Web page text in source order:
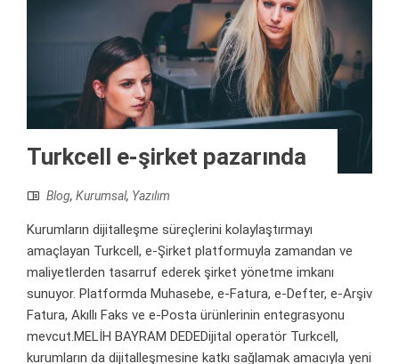
Turkcell e-şirket pazarında
Blog, Kurumsal, Yazılım
Kurumların dijitalleşme süreçlerini kolaylaştırmayı
amaçlayan Turkcell, e-Şirket platformuyla zamandan ve
maliyetlerden tasarruf ederek şirket yönetme imkanı
sunuyor. Platformda Muhasebe, e-Fatura, e-Defter, e-Arşiv
Fatura, Akıllı Faks ve e-Posta ürünlerinin entegrasyonu
mevcut.MELİH BAYRAM DEDEDijital operatör Turkcell,
kurumların da dijitalleşmesine katkı sağlamak amacıyla yeni